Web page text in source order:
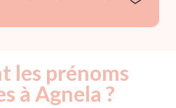
les prénoms
à Agnela ?